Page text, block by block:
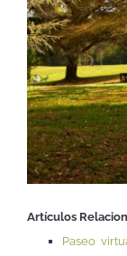
Artículos
Paseo